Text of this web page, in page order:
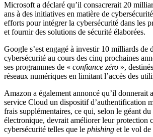
Microsoft a déclaré qu’il consacrerait 20
ans à des initiatives en matière de
efforts pour intégrer la cybersécurité dans les
et fournir des solutions de sécurité élaborées.
Google s’est engagé à investir 10 milliards de
cybersécurité au cours des cinq prochaines
ses programmes de « confiance zéro »,
réseaux numériques en limitant l’accès des
Amazon a également annoncé qu’il donnerait
service Cloud un dispositif d’authentification
frais supplémentaires, ce qui, selon le géant
électronique, devrait améliorer leur protection
cybersécurité telles que le phishing et le vol de